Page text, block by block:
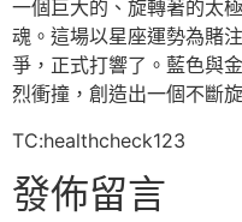
一個巨大的、旋轉著的太
魂。這場以星座運勢為賭
爭，正式打響了。藍色與
烈衝撞，創造出一個不斷
TC:healthcheck123
發佈留言